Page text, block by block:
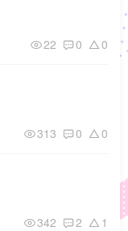
22 0 0
313 0 0
342 2 1